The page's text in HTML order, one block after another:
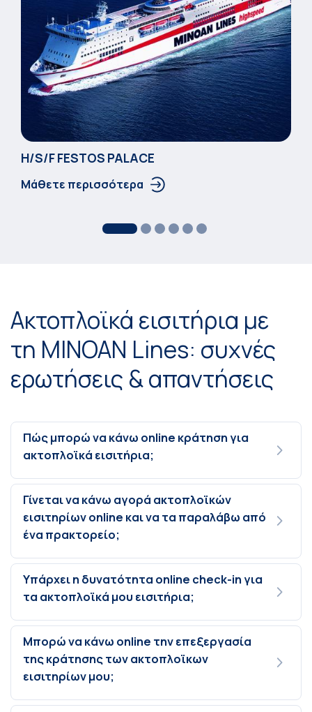
Η/S/F FESTOS PALACΕ
Μάθετε περισσότερα
Ακτοπλοϊκά εισιτήρια με
τη MINOAN Lines: συχνές
ερωτήσεις & απαντήσεις
Πώς μπορώ να κάνω online κράτηση για
ακτοπλοϊκά εισιτήρια;
Γίνεται να κάνω αγορά ακτοπλοϊκών
εισιτηρίων online και να τα παραλάβω από
ένα πρακτορείο;
Υπάρχει η δυνατότητα online check-in για
τα ακτοπλοϊκά μου εισιτήρια;
Μπορώ να κάνω online την επεξεργασία
της κράτησης των ακτοπλοϊκων
εισιτηρίων μου;